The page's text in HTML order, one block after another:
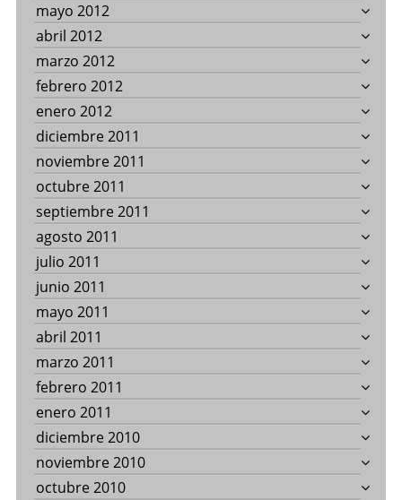
mayo 2012
abril 2012
marzo 2012
febrero 2012
enero 2012
diciembre 2011
noviembre 2011
octubre 2011
septiembre 2011
agosto 2011
julio 2011
junio 2011
mayo 2011
abril 2011
marzo 2011
febrero 2011
enero 2011
diciembre 2010
noviembre 2010
octubre 2010